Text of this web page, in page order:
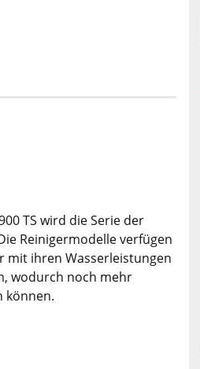
TS wird die Serie der
Reinigermodelle verfügen
mit ihren Wasserleistungen
wodurch noch mehr
können.